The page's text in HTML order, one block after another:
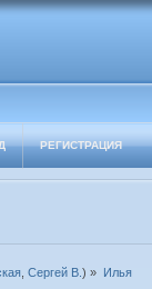
РЕГИСТРАЦИЯ
,Сергей В.) » Илья